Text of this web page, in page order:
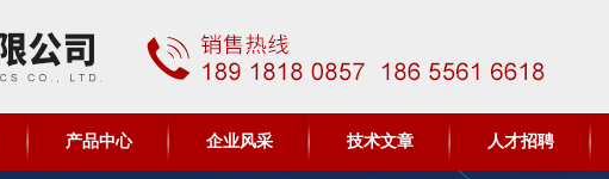
产品中心 企业风采 技术文章 人才招聘